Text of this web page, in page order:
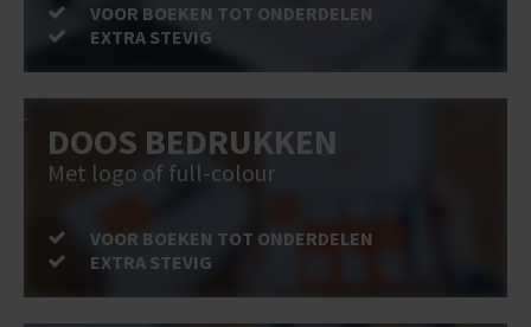
VOOR BOEKEN TOT ONDERDELEN
EXTRA STEVIG
DOOS BEDRUKKEN
Met logo of full-colour
VOOR BOEKEN TOT ONDERDELEN
EXTRA STEVIG